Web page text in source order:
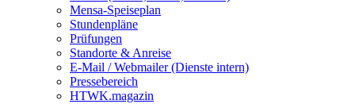
Mensa-Speiseplan
Stundenpläne
Prüfungen
Standorte & Anreise
E-Mail / Webmailer (Dienste intern)
Pressebereich
HTWK.magazin